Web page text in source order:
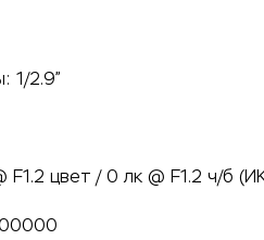
1/2.9”
F1.2 цвет / 0 лк @ F1.2 ч/б